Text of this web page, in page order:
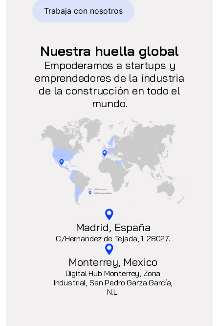
Trabaja con nosotros
Nuestra huella global
Empoderamos a startups y
emprendedores de la industria
de la construcción en todo el
mundo.
Madrid, España
C/Hernandez de Tejada, 1. 28027.
Monterrey, Mexico
Digital Hub Monterrey, Zona
Industrial, San Pedro Garza García,
N.L.